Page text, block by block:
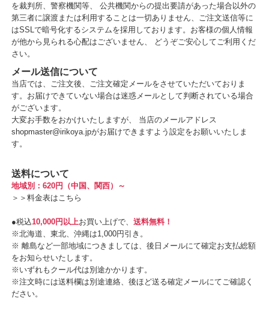
を裁判所、警察機関等、 公共機関からの提出要請があった場合以外の
第三者に譲渡または利用することは一切ありません、ご注文送信等に
はSSLで暗号化するシステムを採用しております。お客様の個人情報
が他から見られる心配はございません、 どうぞご安心してご利用くだ
さい。
メール送信について
当店では、ご注文後、ご注文確定メールをさせていただいておりま
す。お届けできていない場合は迷惑メールとして判断されている場合
がございます。
大変お手数をおかけいたしますが、 当店のメールアドレス
shopmaster@irikoya.jpがお届けできますよう設定をお願いいたしま
す。
送料について
地域別：620円（中国、関西）～
＞＞ 料金表はこちら
●税込10,000円以上お買い上げで、 送料無料！
※北海道、東北、沖縄は1,000円引き。
※ 離島など一部地域につきましては、後日メールにて確定お支払総額
をお知らせいたします。
※いずれもクール代は別途かかります。
※注文時には送料欄は別途連絡、後ほど送る確定メールにてご確認く
ださい。